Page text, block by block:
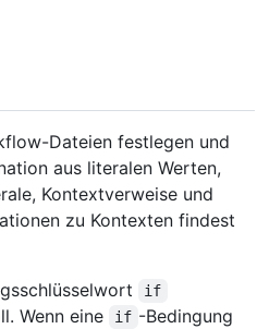
Dateien festlegen und
aus literalen Werten,
Kontextverweise und
zu Kontexten findest
if
Wenn eine if -Bedingung